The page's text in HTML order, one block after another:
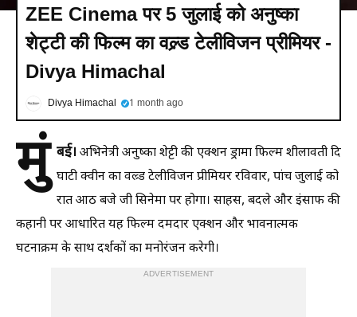
ZEE Cinema पर 5 जुलाई को अनुष्का
शेट्टी की फिल्म का वल्र्ड टेलीविजन प्रीमियर -
Divya Himachal
Divya Himachal 1 month ago
मुं बई। अभिनेत्री अनुष्का शेट्टी की एक्शन ड्रामा फिल्म शीलावती दि
घाटी क्वीन का वल्र्ड टेलीविजन प्रीमियर रविवार, पांच जुलाई को
रात आठ बजे जी सिनेमा पर होगा। साहस, बदले और इंसाफ की
कहानी पर आधारित यह फिल्म दमदार एक्शन और भावनात्मक
घटनाक्रम के साथ दर्शकों का मनोरंजन करेगी।
ADVERTISEMENT